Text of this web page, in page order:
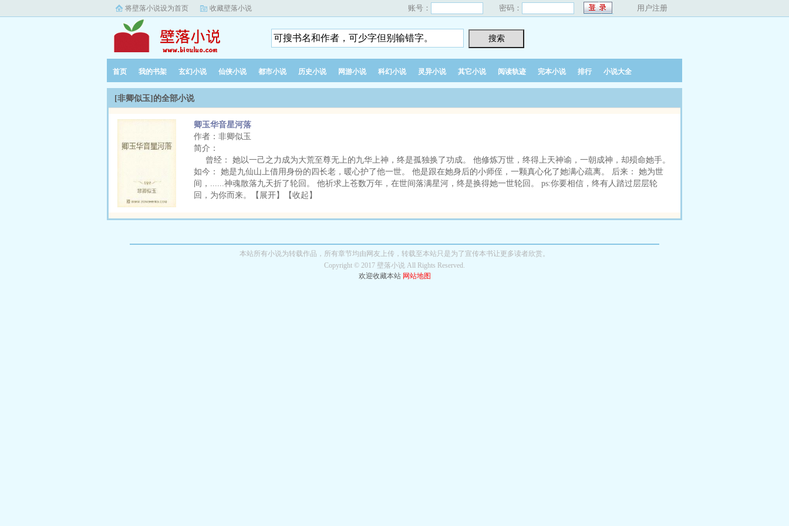
将壁落小说设为首页 收藏壁落小说 账号： 密码： 用户注册
首页 我的书架 玄幻小说 仙侠小说 都市小说 历史小说 网游小说 科幻小说 灵异小说 其它小说 阅读轨迹 完本小说 排行 小说大全
[非卿似玉]的全部小说
卿玉华音星河落
作者：非卿似玉
简介：
曾经： 她以一己之力成为大荒至尊无上的九华上神，终是孤独换了功成。 他修炼万世，终得上天神谕，一朝成神，却殒命她手。
如今： 她是九仙山上借用身份的四长老，暖心护了他一世。 他是跟在她身后的小师侄，一颗真心化了她满心疏离。 后来： 她为世
间，......神魂散落九天折了轮回。 他祈求上苍数万年，在世间落满星河，终是换得她一世轮回。 ps:你要相信，终有人踏过层层轮
回，为你而来。【展开】【收起】
本站所有小说为转载作品，所有章节均由网友上传，转载至本站只是为了宣传本书让更多读者欣赏。
Copyright © 2017 壁落小说 All Rights Reserved.
欢迎收藏本站 网站地图